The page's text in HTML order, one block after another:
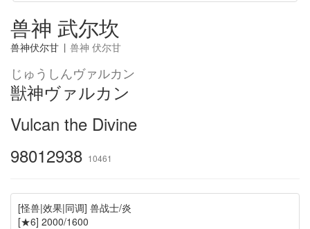
兽神 武尔坎
兽神伏尔甘 | 兽神 伏尔甘
じゅうしんヴァルカン
獣神ヴァルカン
Vulcan the Divine
98012938 10461
[怪兽|效果|同调] 兽战士/炎
[★6] 2000/1600